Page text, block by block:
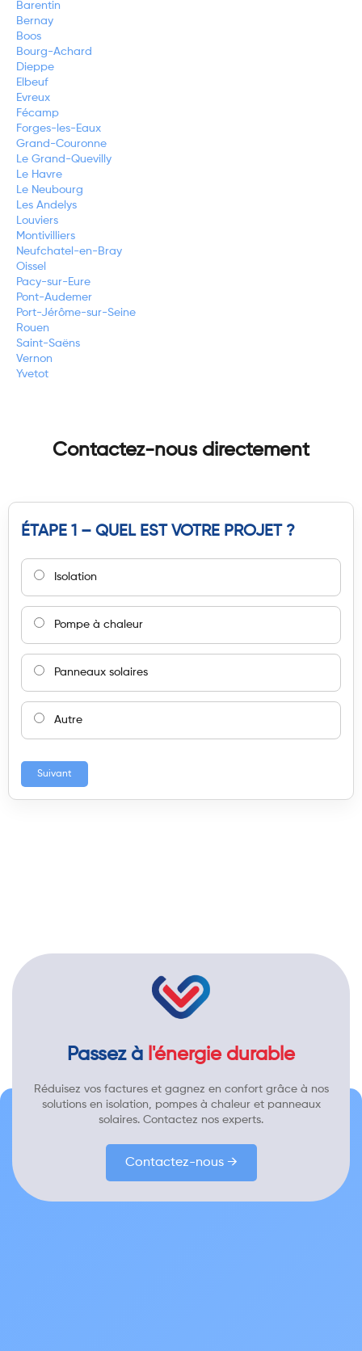
Barentin
Bernay
Boos
Bourg-Achard
Dieppe
Elbeuf
Evreux
Fécamp
Forges-les-Eaux
Grand-Couronne
Le Grand-Quevilly
Le Havre
Le Neubourg
Les Andelys
Louviers
Montivilliers
Neufchatel-en-Bray
Oissel
Pacy-sur-Eure
Pont-Audemer
Port-Jérôme-sur-Seine
Rouen
Saint-Saëns
Vernon
Yvetot
Contactez-nous directement
ÉTAPE 1 – QUEL EST VOTRE PROJET ?
Isolation
Pompe à chaleur
Panneaux solaires
Autre
Suivant
Passez à l'énergie durable
Réduisez vos factures et gagnez en confort grâce à nos
solutions en isolation, pompes à chaleur et panneaux
solaires. Contactez nos experts.
Contactez-nous →